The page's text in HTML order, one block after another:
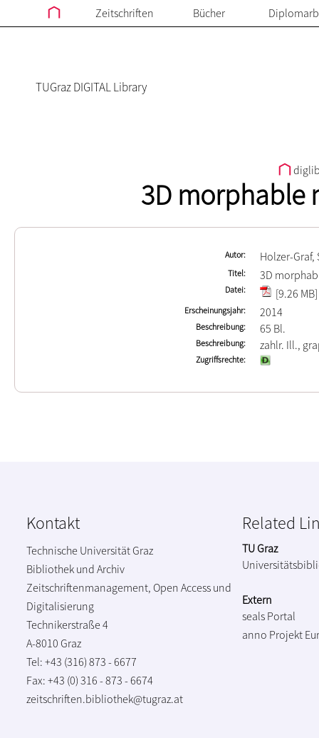
Zeitschriften Bücher
TUGraz DIGITAL Library
3D morphable
Autor Holzer-Graf,
Titel 3D
Datei [9.26 MB]
Erscheinungsjahr 2014
Beschreibung 65 Bl.
Beschreibung zahlr. Ill.,
Zugriffsrechte
Kontakt
Technische Universität Graz
Bibliothek und Archiv
Zeitschriftenmanagement, Open Access und
Digitalisierung
Technikerstraße 4
A-8010 Graz
Tel: +43 (316) 873 - 6677
Fax: +43 (0) 316 - 873 - 6674
zeitschriften.bibliothek@tugraz.at
Related
TU Graz
Extern
seals Portal
anno Projekt